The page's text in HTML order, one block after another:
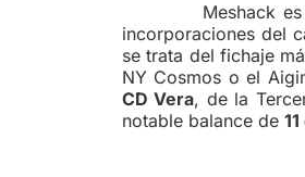
Meshack es
incorporaciones del
se trata del fichaje
NY Cosmos o el
CD Vera, de la
notable balance de